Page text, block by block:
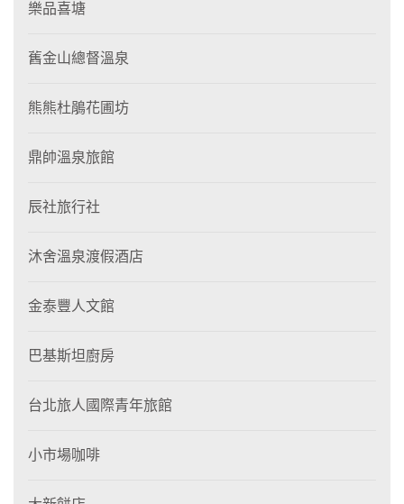
樂品喜塘
舊金山總督溫泉
熊熊杜鵑花圃坊
鼎帥溫泉旅館
辰社旅行社
沐舍溫泉渡假酒店
金泰豐人文館
巴基斯坦廚房
台北旅人國際青年旅館
小市場咖啡